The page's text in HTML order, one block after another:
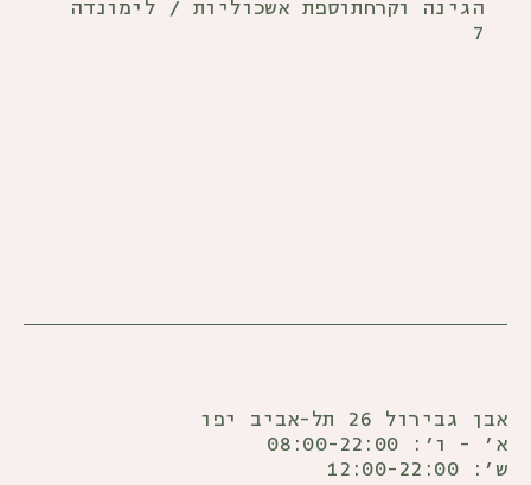
הגינה וקרח תוספת אשכוליות / לימונדה
7
אבן גבירול 26 תל-אביב יפו
א' - ו׳: 08:00-22:00
ש׳: 12:00-22:00